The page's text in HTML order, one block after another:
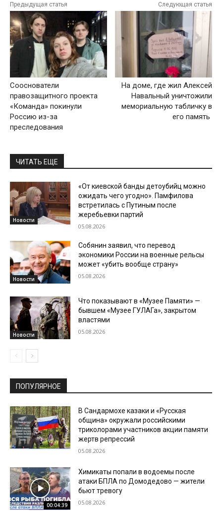
Предыдущая статья
Сооснователи
правозащитного проекта
«Команда» покинули
Россию из-за
преследования
Следующая статья
На доме, где жил Алексей
Навальный уничтожили
мемориальную табличку в
его память
ЧИТАТЬ ЕЩЕ
Новости
«От киевской банды детоубийц можно
ожидать чего угодно». Памфилова
встретилась с Путиным после
жеребьевки партий
05.08.2026
Новости
Собянин заявил, что перевод
экономики России на военные рельсы
может «убить вообще страну»
05.08.2026
Новости
Что показывают в «Музее Памяти» —
бывшем «Музее ГУЛАГа», закрытом
властями
05.08.2026
ПОПУЛЯРНОЕ
В Сандармохе казаки и «Русская
община» окружали российскими
триколорами участников акции памяти
жертв репрессий
05.08.2026
00:04:39
Химикаты попали в водоемы после
атаки БПЛА по Домодедово — жители
бьют тревогу
05.08.2026